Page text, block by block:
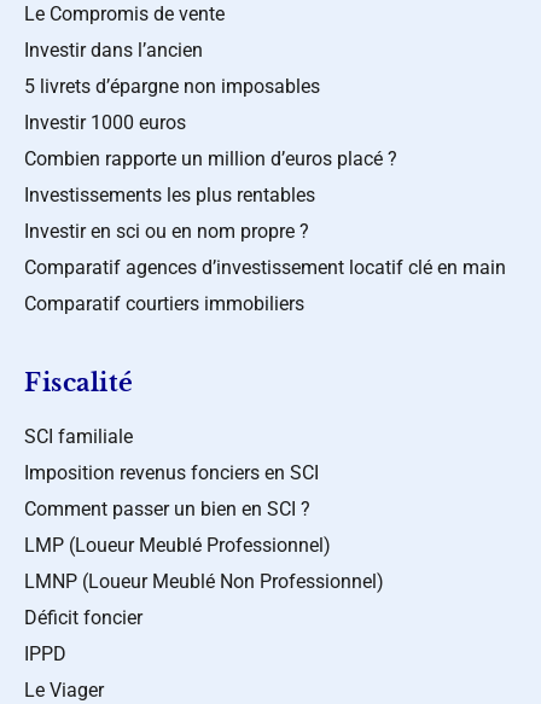
Le Compromis de vente
Investir dans l’ancien
5 livrets d’épargne non imposables
Investir 1000 euros
Combien rapporte un million d’euros placé ?
Investissements les plus rentables
Investir en sci ou en nom propre ?
Comparatif agences d’investissement locatif clé en main
Comparatif courtiers immobiliers
Fiscalité
SCI familiale
Imposition revenus fonciers en SCI
Comment passer un bien en SCI ?
LMP (Loueur Meublé Professionnel)
LMNP (Loueur Meublé Non Professionnel)
Déficit foncier
IPPD
Le Viager